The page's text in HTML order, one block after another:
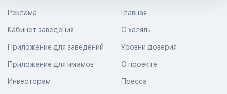
Главная
О халяль
Уровни доверия
Реклама
Кабинет заведения
Приложение для заведений
Приложение для имамов О проекте
Пресса
Инвесторам